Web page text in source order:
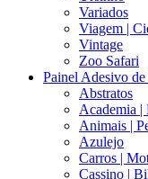
Variados
Viagem |
Vintage
Zoo Safari
Painel Adesivo de
Abstratos
Academia |
Animais |
Azulejo
Carros |
Cassino |